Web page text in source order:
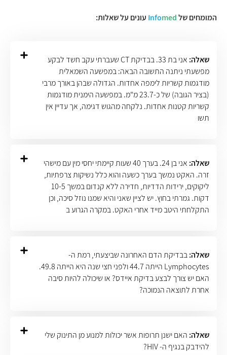
המומחים של Infomed עונים על שאלות:
שאלה:
אני בת 33. בבדיקת CT שעברתי עקב חשד לבקע
מפשעתי ניתנה התשובה הבאה: במפשעה השמאלית
מודגמות קשריות לימפה אחדות. הגדולה שבהן באורך מרבי
(בציר הגובה) של כ-23.7 מ"מ. במפשעה הימנית מודגמות
קשריות קטנות אחדות. נלקחה מהגוש דגימה, אך עדיין אין
תשו
שאלה:
אני בן 24. בערך 40 שעות קיימתי יחסי מין עם מישהי
זרה. האקט נמשך בערך כשעה והוא כלל נשיקות צרפתיות,
ליקוקים, ירידות הדדיות, חדירה ללא קנדום במשך 10-5
דקות. גמרתי בחוץ. יש לציין שאני והיא שמנו נוזל סיכה, וכן
התקלחתי היטב מייד אחרי האקט. במקרה הגרוע ב
שאלה:בבדיקת הדם האחרונה שביצעתי, רמת ה-
Lymphocytes הייתה 44.7 ולפני חצי שנה היא הייתה 49.8.
האם יש צורך לבצע בדיקת איידס? או שיכולה להיות סיבה
אחרת לתוצאה הנמוכה?
שאלה: האם ישנן תרופות אשר יכולות למנוע מן התינוק שלי
להידבק בנגיף ה- HIV?